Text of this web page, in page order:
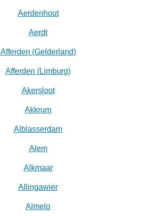
Aerdenhout
Aerdt
Afferden (Gelderland)
Afferden (Limburg)
Akersloot
Akkrum
Alblasserdam
Alem
Alkmaar
Allingawier
Almelo